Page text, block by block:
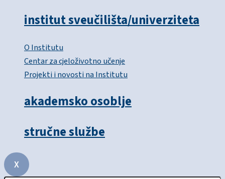
institut sveučilišta/univerziteta
O Institutu
Centar za cjeloživotno učenje
Projekti i novosti na Institutu
akademsko osoblje
stručne službe
X